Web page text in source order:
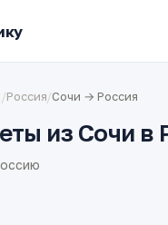
/Россия/Сочи → Россия
из Сочи в